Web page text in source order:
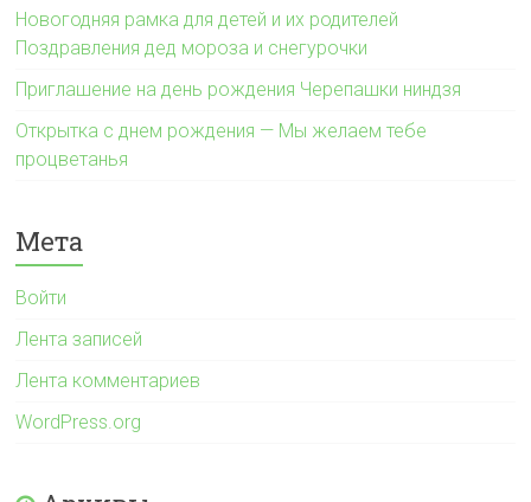
Новогодняя рамка для детей и их родителей
Поздравления дед мороза и снегурочки
Приглашение на день рождения Черепашки ниндзя
Открытка с днем рождения — Мы желаем тебе
процветанья
Мета
Войти
Лента записей
Лента комментариев
WordPress.org